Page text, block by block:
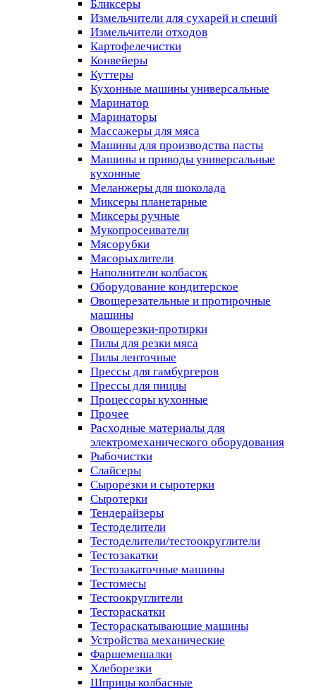
Бликсеры
Измельчители для сухарей и специй
Измельчители отходов
Картофелечистки
Конвейеры
Куттеры
Кухонные машины универсальные
Маринатор
Маринаторы
Массажеры для мяса
Машины для производства пасты
Машины и приводы универсальные
кухонные
Меланжеры для шоколада
Миксеры планетарные
Миксеры ручные
Мукопросеиватели
Мясорубки
Мясорыхлители
Наполнители колбасок
Оборудование кондитерское
Овощерезательные и протирочные
машины
Овощерезки-протирки
Пилы для резки мяса
Пилы ленточные
Прессы для гамбургеров
Прессы для пиццы
Процессоры кухонные
Прочее
Расходные материалы для
электромеханического оборудования
Рыбочистки
Слайсеры
Сырорезки и сыротерки
Сыротерки
Тендерайзеры
Тестоделители
Тестоделители/тестоокруглители
Тестозакатки
Тестозакаточные машины
Тестомесы
Тестоокруглители
Тестораскатки
Тестораскатывающие машины
Устройства механические
Фаршемешалки
Хлеборезки
Шприцы колбасные